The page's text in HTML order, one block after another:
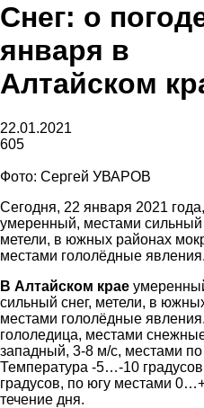
Снег: о
января в
Алтайском
22.01.2021
605
Фото: Сергей УВАРОВ
Сегодня, 22 января 2021
умеренный, местами сильный
метели, в южных районах
местами гололёдные явления.
В Алтайском крае
сильный снег, метели, в
местами гололёдные
гололедица, местами
западный, 3-8 м/с, местами
Температура -5…-10
градусов, по югу местами
течение дня.